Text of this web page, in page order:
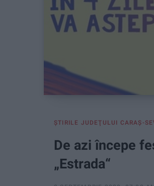
ŞTIRILE JUDEŢULUI CARAŞ-
De azi începe
„Estrada“